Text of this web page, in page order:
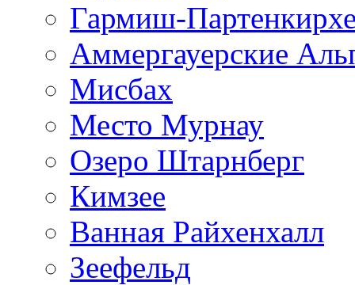
Гармиш-
Аммергауерские
Мисбах
Место Мурнау
Озеро Штарнберг
Кимзее
Ванная Райхенхалл
Зеефельд